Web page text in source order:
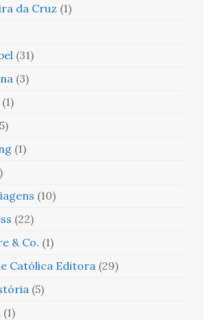
da Cruz (1)
(31)
(3)
(1)
(1)
(10)
(22)
& Co. (1)
Católica Editora (29)
(5)
(1)